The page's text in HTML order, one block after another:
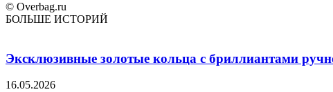
© Overbag.ru
БОЛЬШЕ ИСТОРИЙ
Эксклюзивные золотые кольца с бриллиантами
16.05.2026